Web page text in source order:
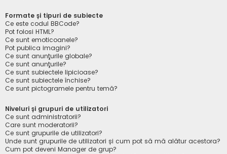
Formate și tipuri de subiecte
Ce este codul BBCode?
Pot folosi HTML?
Ce sunt emoticoanele?
Pot publica imagini?
Ce sunt anunţurile globale?
Ce sunt anunţurile?
Ce sunt subiectele lipicioase?
Ce sunt subiectele închise?
Ce sunt pictogramele pentru temă?
Niveluri și grupuri de utilizatori
Ce sunt administratorii?
Care sunt moderatorii?
Ce sunt grupurile de utilizatori?
Unde sunt grupurile de utilizatori și cum pot să mă alătur acestora?
Cum pot deveni Manager de grup?